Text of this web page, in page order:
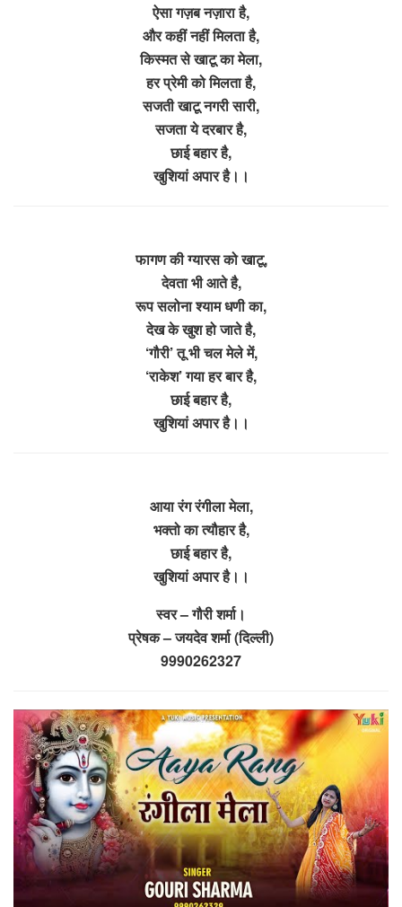
ऐसा गज़ब नज़ारा है,
और कहीं नहीं मिलता है,
किस्मत से खाटू का मेला,
हर प्रेमी को मिलता है,
सजती खाटू नगरी सारी,
सजता ये दरबार है,
छाई बहार है,
खुशियां अपार है।।
फागण की ग्यारस को खाटू,
देवता भी आते है,
रूप सलोना श्याम धणी का,
देख के खुश हो जाते है,
‘गौरी’ तू भी चल मेले में,
‘राकेश’ गया हर बार है,
छाई बहार है,
खुशियां अपार है।।
आया रंग रंगीला मेला,
भक्तो का त्यौहार है,
छाई बहार है,
खुशियां अपार है।।
स्वर – गौरी शर्मा।
प्रेषक – जयदेव शर्मा (दिल्ली)
9990262327